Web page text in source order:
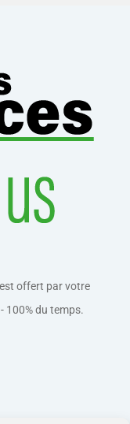
est offert par votre
100% du temps.